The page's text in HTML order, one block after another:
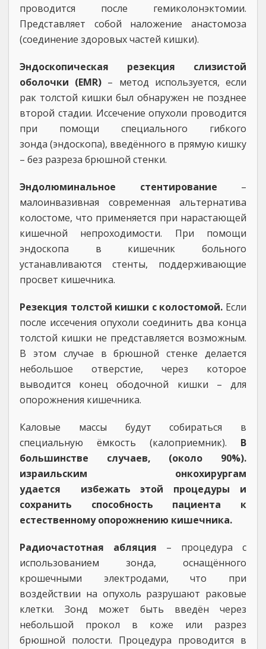
проводится после гемиколонэктомии.
Представляет собой наложение анастомоза
(соединение здоровых частей кишки).
Эндоскопическая резекция слизистой
оболочки (EMR) – метод используется, если
рак толстой кишки был обнаружен не позднее
второй стадии. Иссечение опухоли проводится
при помощи специального гибкого
зонда (эндоскопа), введённого в прямую кишку
– без разреза брюшной стенки.
Эндолюминальное стентирование –
малоинвазивная современная альтернатива
колостоме, что применяется при нарастающей
кишечной непроходимости. При помощи
эндоскопа в кишечник больного
устанавливаются стенты, поддерживающие
просвет кишечника.
Резекция толстой кишки с колостомой. Если
после иссечения опухоли соединить два конца
толстой кишки не представляется возможным.
В этом случае в брюшной стенке делается
небольшое отверстие, через которое
выводится конец ободочной кишки – для
опорожнения кишечника.
Каловые массы будут собираться в
специальную ёмкость (калоприемник). В
большинстве случаев, (около 90%).
израильским онкохирургам
удается избежать этой процедуры и
сохранить способность пациента к
естественному опорожнению кишечника.
Радиочастотная абляция – процедура с
использованием зонда, оснащённого
крошечными электродами, что при
воздействии на опухоль разрушают раковые
клетки. Зонд может быть введён через
небольшой прокол в коже или разрез
брюшной полости. Процедура проводится в